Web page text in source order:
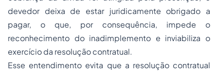
devedor deixa de estar juridicamente obrigado a
pagar, o que, por consequência, impede o
reconhecimento do inadimplemento e inviabiliza o
exercício da resolução contratual.
Esse entendimento evita que a resolução contratual